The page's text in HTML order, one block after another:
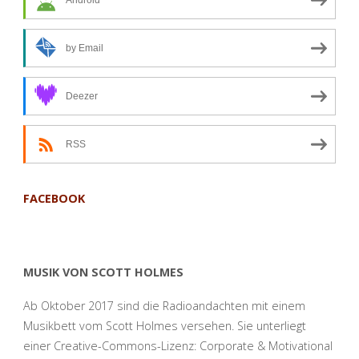
zur
Andacht
by Email
Deezer
RSS
FACEBOOK
MUSIK VON SCOTT HOLMES
Ab Oktober 2017 sind die Radioandachten mit einem
Musikbett vom Scott Holmes versehen. Sie unterliegt
einer Creative-Commons-Lizenz: Corporate & Motivational